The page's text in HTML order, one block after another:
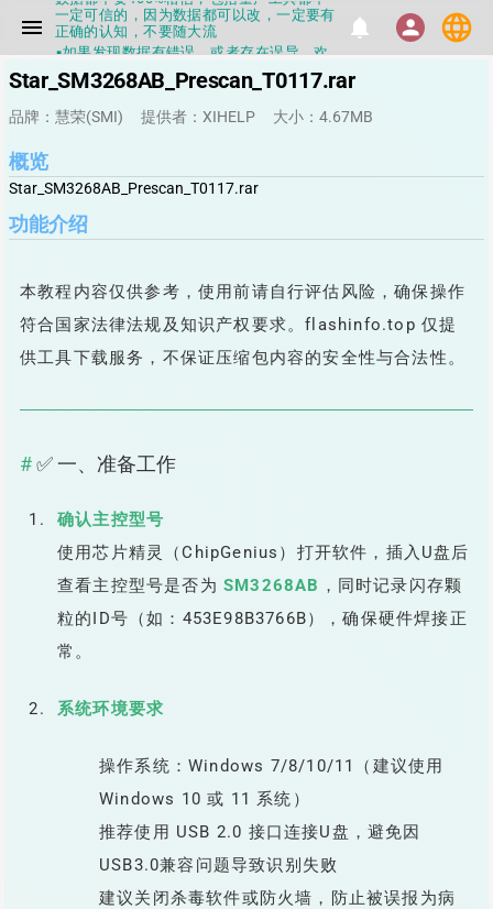
menu
正确的认知，不要随大流
▪如果发现数据有错误，或者存在误导，欢
迎积极反馈，Flashinfo尽量维护最正确的
指导性数据
▪Flashinfo APP更新技术规格和量产工具标
签啦，使用更加丝滑，快点击下载吧
▪兄弟们没事不要乱下载量产工具，过分了
本来就有不确定性，任何第三方工具提供的
数据都不要100%相信，包括量产工具都不
一定可信的，因为数据都可以改，一定要有
正确的认知，不要随大流
指导性数据
签啦，使用更加丝滑，快点击下载吧
notifications person language
Star_SM3268AB_Prescan_T0117.rar
品牌：慧荣(SMI) 提供者：XIHELP 大小：4.67MB
概览
Star_SM3268AB_Prescan_T0117.rar
功能介绍
本教程内容仅供参考，使用前请自行评估风险，确保操作
符合国家法律法规及知识产权要求。flashinfo.top 仅提
供工具下载服务，不保证压缩包内容的安全性与合法性。
✅ 一、准备工作
确认主控型号
使用芯片精灵（ChipGenius）打开软件，插入U盘后
查看主控型号是否为 SM3268AB ，同时记录闪存颗
粒的ID号（如：453E98B3766B），确保硬件焊接正
常。
系统环境要求
操作系统：Windows 7/8/10/11（建议使用
Windows 10 或 11 系统）
推荐使用 USB 2.0 接口连接U盘，避免因
USB3.0兼容问题导致识别失败
建议关闭杀毒软件或防火墙，防止被误报为病